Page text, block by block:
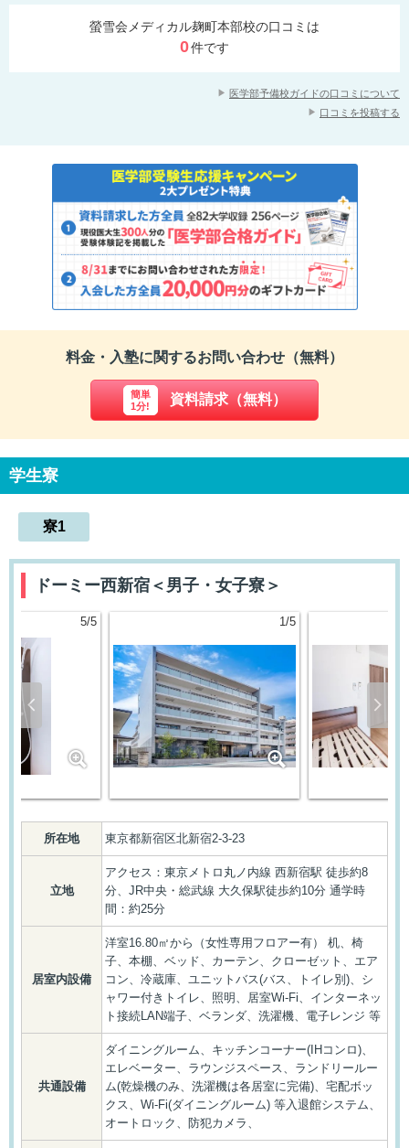
団授業を行う医系専門予備校に通うことにし、さらに家庭教師もつけ
てもらいました。その頃の私は基礎が全く身についていなかったの
をお願いしたものの、長時間に渡って解説を受けるばかりで、肝心な
「自分で手を動かして問題を解く」ということに割く時間が全くなく
暮れてしまいました。その予備校をやめて、東大螢雪会に入会するこ
とを決めたのはそんな状態のときでした。東大螢雪会では医学部受験
に必要な4科目（英語・数学・物理・化学）すべてに講師の方を付け
てもらいました。授業では私がよく分かっていないことを中心に解説
を進めてもらえたので、とても効率的でした。次回の授業までの宿題
もたくさん出してもらい、自習の時間でひたすら取り組みました。特
に苦手な英語は単語・熟語の暗記から文法・語法や長文の読み方の解
説まで徹底的に鍛えてもらったので、何とか医学部合格レベルにまで
けるにつれてそれも徐々に少なくなってきて、できると思った問題を
ともすれば精神的に不安になって、勉強に身が入らなくなりそうなと
きもありましたが、両親だけでなく各科目の講師の方にも支えてもら
簡単
1分!
資料請求（無料）
螢雪会メディカル麹町本部校の口コミは
0件です
医学部予備校ガイドの口コミについて
口コミを投稿する
料金・入塾に関するお問い合わせ（無料）
簡単
1分!
資料請求（無料）
学生寮
寮1
ドーミー西新宿＜男子・女子寮＞
5/5 1/5
所在地 東京都新宿区北新宿2-3-23
立地
アクセス：東京メトロ丸ノ内線 西新宿駅 徒歩約8
分、JR中央・総武線 大久保駅徒歩約10分 通学時
間：約25分
居室内設備
洋室16.80㎡から（女性専用フロアー有） 机、椅
子、本棚、ベッド、カーテン、クローゼット、エア
コン、冷蔵庫、ユニットバス(バス、トイレ別)、シ
ャワー付きトイレ、照明、居室Wi-Fi、インターネッ
ト接続LAN端子、ベランダ、洗濯機、電子レンジ 等
共通設備
ダイニングルーム、キッチンコーナー(IHコンロ)、
エレベーター、ラウンジスペース、ランドリールー
ム(乾燥機のみ、洗濯機は各居室に完備)、宅配ボッ
クス、Wi-Fi(ダイニングルーム) 等入退館システム、
オートロック、防犯カメラ、